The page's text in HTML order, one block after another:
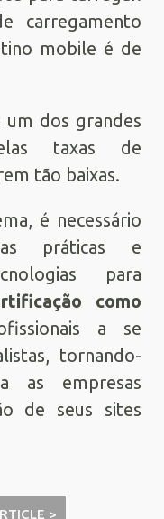
carregamento
mobile é de
dos grandes
taxas de
tão baixas.
é necessário
práticas e
para
como
a se
tornando-
as empresas
de seus sites
>